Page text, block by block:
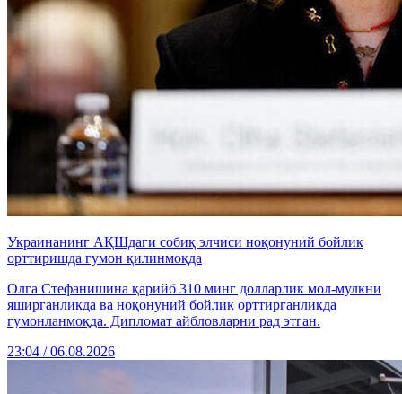
Украинанинг АҚШдаги собиқ элчиси ноқонуний бойлик
орттиришда гумон қилинмоқда
Олга Стефанишина қарийб 310 минг долларлик мол-мулкни
яширганликда ва ноқонуний бойлик орттирганликда
гумонланмоқда. Дипломат айбловларни рад этган.
23:04 / 06.08.2026